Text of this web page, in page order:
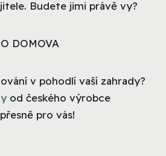
Budete jimi právě vy?
DOMOVA
v pohodlí vaší zahrady?
od českého výrobce
pro vás!